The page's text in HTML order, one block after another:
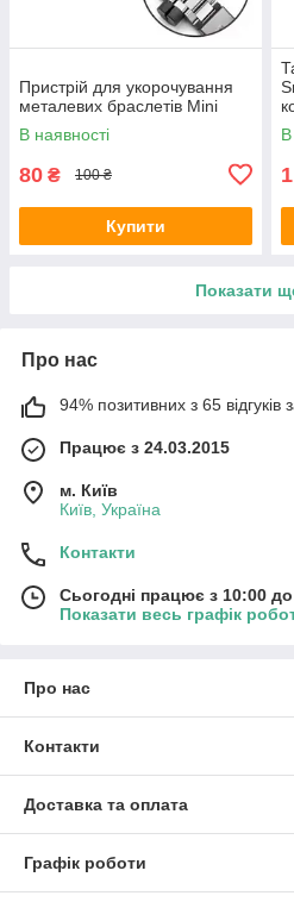
Пристрій для укорочування
металевих браслетів Mini
В наявності
80 ₴ 100 ₴
Купити
В
Показати
Про нас
94% позитивних з 65 відгуків
Працює з 24.03.2015
м. Київ
Київ, Україна
Контакти
Сьогодні працює з 10:00
Показати весь графік
Про нас
Контакти
Доставка та оплата
Графік роботи